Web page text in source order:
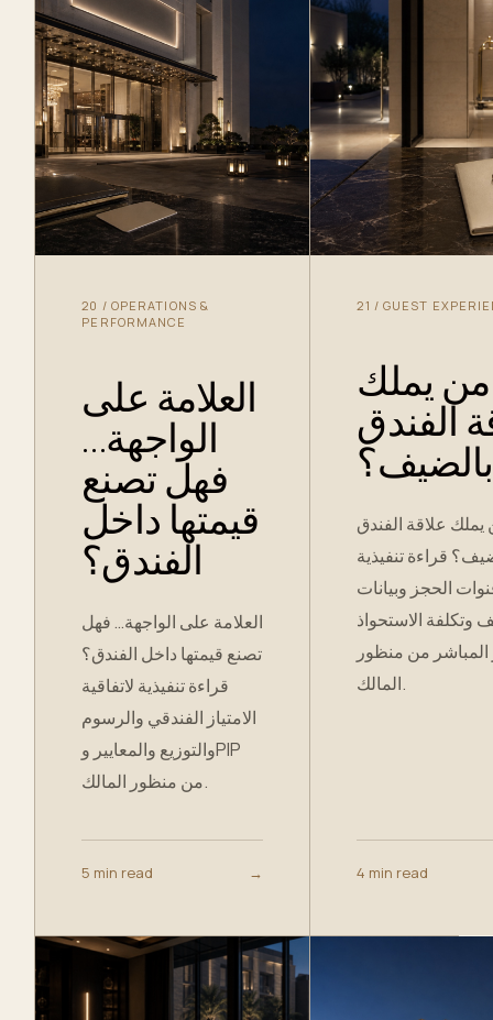
20 / OPERATIONS &
PERFORMANCE
العلامة على
الواجهة…
فهل تصنع
قيمتها داخل
الفندق؟
العلامة على الواجهة… فهل
تصنع قيمتها داخل الفندق؟
قراءة تنفيذية لاتفاقية
الامتياز الفندقي والرسوم
والتوزيع والمعايير وPIP
من منظور المالك.
5 min read →
21 / GUEST
من يملك
الفندق
بالضيف؟
علاقة الفندق
قراءة تنفيذية
الحجز وبيانات
وتكلفة الاستحواذ
من منظور
المالك.
4 min read